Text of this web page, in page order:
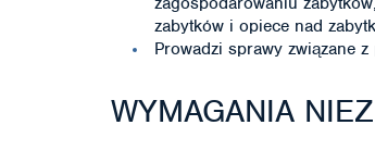
zabytków i opiece nad
Prowadzi sprawy związane
WYMAGANIA